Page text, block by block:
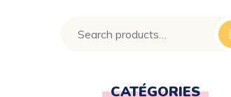
CATÉGORIES